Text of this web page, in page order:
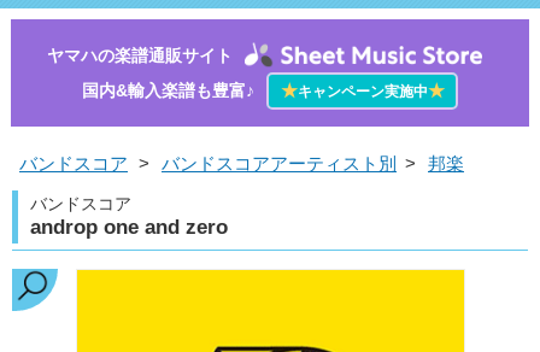
ヤマハの楽譜通販サイト
国内&輸入楽譜も豊富♪
★キャンペーン実施中★
バンドスコア > バンドスコアアーティスト別 > 邦楽
バンドスコア
androp one and zero